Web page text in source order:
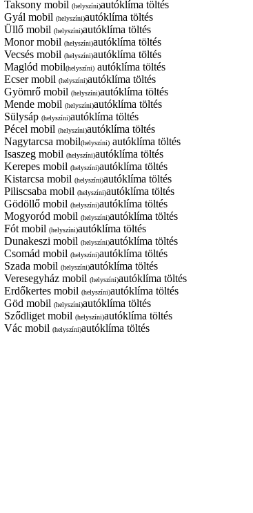
Taksony mobil (helyszíni)autóklíma töltés
Gyál mobil (helyszíni)autóklíma töltés
Üllő mobil (helyszíni)autóklíma töltés
Monor mobil (helyszíni)autóklíma töltés
Vecsés mobil (helyszíni)autóklíma töltés
Maglód mobil(helyszíni) autóklíma töltés
Ecser mobil (helyszíni)autóklíma töltés
Gyömrő mobil (helyszíni)autóklíma töltés
Mende mobil (helyszíni)autóklíma töltés
Sülysáp (helyszíni)autóklíma töltés
Pécel mobil (helyszíni)autóklíma töltés
Nagytarcsa mobil(helyszíni) autóklíma töltés
Isaszeg mobil (helyszíni)autóklíma töltés
Kerepes mobil (helyszíni)autóklíma töltés
Kistarcsa mobil (helyszíni)autóklíma töltés
Piliscsaba mobil (helyszíni)autóklíma töltés
Gödöllő mobil (helyszíni)autóklíma töltés
Mogyoród mobil (helyszíni)autóklíma töltés
Fót mobil (helyszíni)autóklíma töltés
Dunakeszi mobil (helyszíni)autóklíma töltés
Csomád mobil (helyszíni)autóklíma töltés
Szada mobil (helyszíni)autóklíma töltés
Veresegyház mobil (helyszíni)autóklíma töltés
Erdőkertes mobil (helyszíni)autóklíma töltés
Göd mobil (helyszíni)autóklíma töltés
Sződliget mobil (helyszíni)autóklíma töltés
Vác mobil (helyszíni)autóklíma töltés